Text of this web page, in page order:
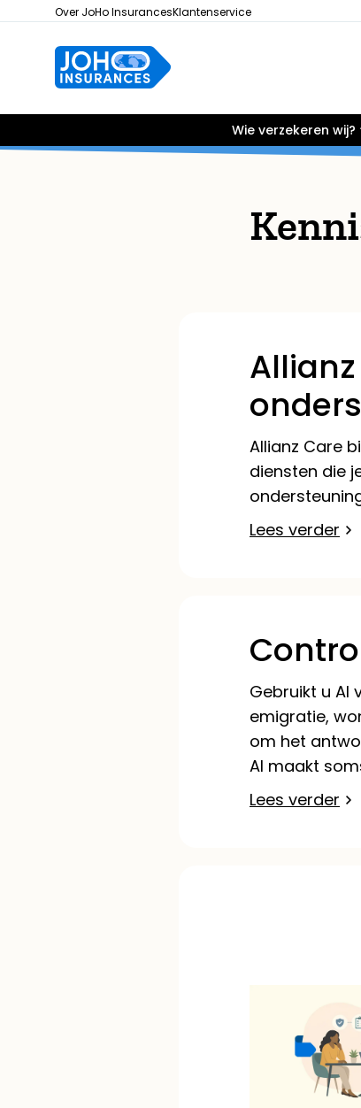
Over JoHo InsurancesKlantenservice
Wie verzekeren wij?
Allianz Care
diensten die
Lees verder
Gebruikt u AI
emigratie,
om het
AI maakt
Lees verder